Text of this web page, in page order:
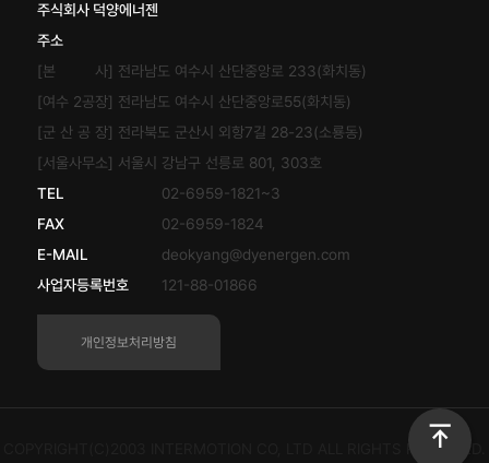
주식회사 덕양에너젠
주소
[본 사] 전라남도 여수시 산단중앙로 233(화치동)
[여수 2공장] 전라남도 여수시 산단중앙로55(화치동)
[군 산 공 장] 전라북도 군산시 외항7길 28-23(소룡동)
[서울사무소] 서울시 강남구 선릉로 801, 303호
TEL
02-6959-1821~3
FAX
02-6959-1824
E-MAIL
deokyang@dyenergen.com
사업자등록번호
121-88-01866
개인정보처리방침
COPYRIGHT(C)2003 INTERMOTION CO, LTD ALL RIGHTS RESERVED.